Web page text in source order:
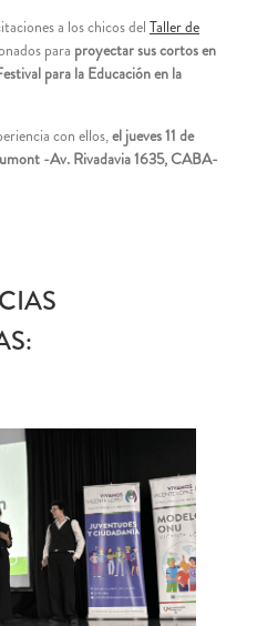
a los chicos del Taller de
para proyectar sus cortos en
para la Educación en la
con ellos,el jueves 11 de
-Av. Rivadavia 1635, CABA-